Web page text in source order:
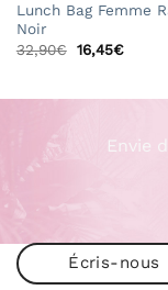
Lunch Bag Femme
Noir
32,90€ Le
prix
16,45€Le
Envie
Écris-nous